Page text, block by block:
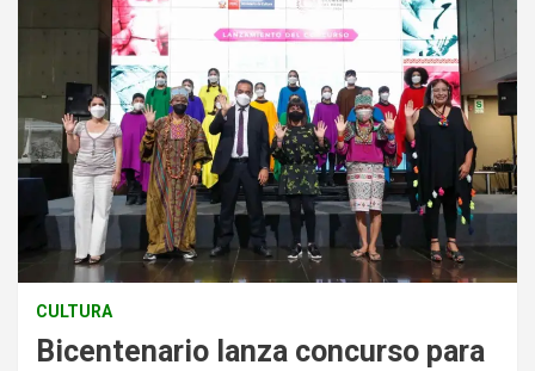
CULTURA
Bicentenario lanza concurso para